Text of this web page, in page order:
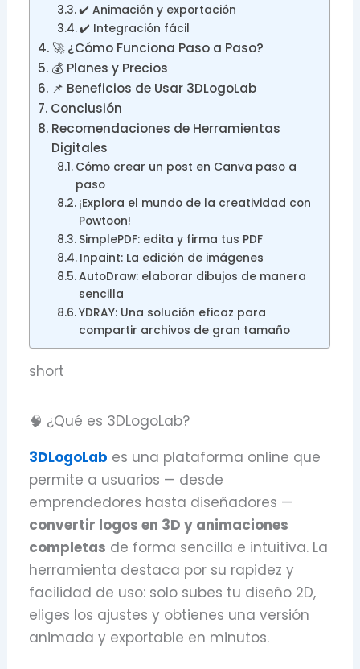
✔️ Animación y exportación
✔️ Integración fácil
🚀 ¿Cómo Funciona Paso a Paso?
💰 Planes y Precios
📌 Beneficios de Usar 3DLogoLab
Conclusión
Recomendaciones de Herramientas
Digitales
Cómo crear un post en Canva paso a
paso
¡Explora el mundo de la creatividad con
Powtoon!
SimplePDF: edita y firma tus PDF
Inpaint: La edición de imágenes
AutoDraw: elaborar dibujos de manera
sencilla
YDRAY: Una solución eficaz para
compartir archivos de gran tamaño
short
🧠 ¿Qué es 3DLogoLab?
3DLogoLab es una plataforma online que
permite a usuarios — desde
emprendedores hasta diseñadores —
convertir logos en 3D y animaciones
completas de forma sencilla e intuitiva. La
herramienta destaca por su rapidez y
facilidad de uso: solo subes tu diseño 2D,
eliges los ajustes y obtienes una versión
animada y exportable en minutos.